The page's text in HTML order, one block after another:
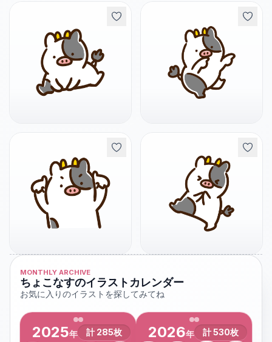
MONTHLY ARCHIVE
ちょこなすのイラストカレンダー
お気に入りのイラストを探してみてね
2025年 計 285枚 2026年 計530枚